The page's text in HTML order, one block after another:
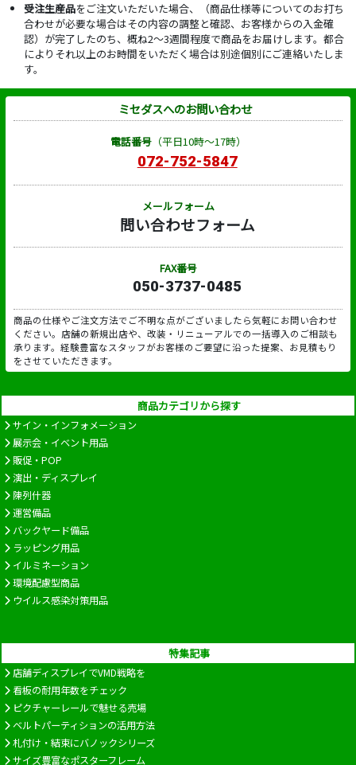
受注生産品をご注文いただいた場合、（商品仕様等についてのお打ち
合わせが必要な場合はその内容の調整と確認、お客様からの入金確
認）が完了したのち、概ね2～3週間程度で商品をお届けします。都合
によりそれ以上のお時間をいただく場合は別途個別にご連絡いたしま
す。
ミセダスへのお問い合わせ
電話番号（平日10時～17時）
072-752-5847
メールフォーム
問い合わせフォーム
FAX番号
050-3737-0485
商品の仕様やご注文方法でご不明な点がございましたら気軽にお問い合わせ
ください。店舗の新規出店や、改装・リニューアルでの一括導入のご相談も
承ります。経験豊富なスタッフがお客様のご要望に沿った提案、お見積もり
をさせていただきます。
商品カテゴリから探す
サイン・インフォメーション
展示会・イベント用品
販促・POP
演出・ディスプレイ
陳列什器
運営備品
バックヤード備品
ラッピング用品
イルミネーション
環境配慮型商品
ウイルス感染対策用品
特集記事
店舗ディスプレイでVMD戦略を
看板の耐用年数をチェック
ピクチャーレールで魅せる売場
ベルトパーティションの活用方法
札付け・結束にバノックシリーズ
サイズ豊富なポスターフレーム